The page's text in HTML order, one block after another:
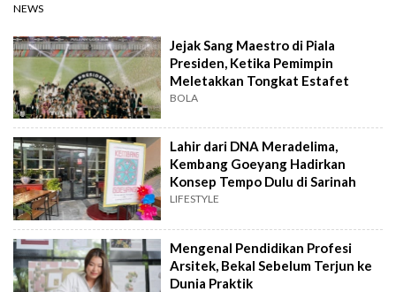
NEWS
Jejak Sang Maestro di Piala
Presiden, Ketika Pemimpin
Meletakkan Tongkat Estafet
BOLA
Lahir dari DNA Meradelima,
Kembang Goeyang Hadirkan
Konsep Tempo Dulu di Sarinah
LIFESTYLE
Mengenal Pendidikan Profesi
Arsitek, Bekal Sebelum Terjun ke
Dunia Praktik